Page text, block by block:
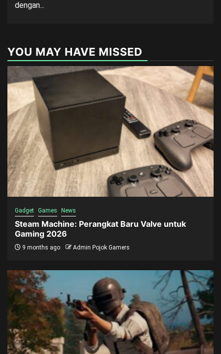
dengan...
YOU MAY HAVE MISSED
Gadget Games News
Steam Machine: Perangkat Baru Valve untuk
Gaming 2026
9 months ago Admin Pojok Gamers